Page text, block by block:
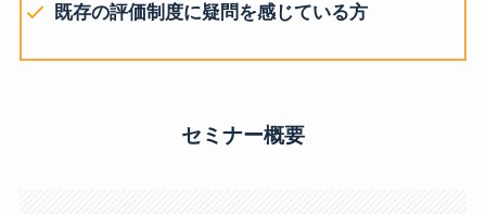
既存の評価制度に疑問を感じている方
セミナー概要